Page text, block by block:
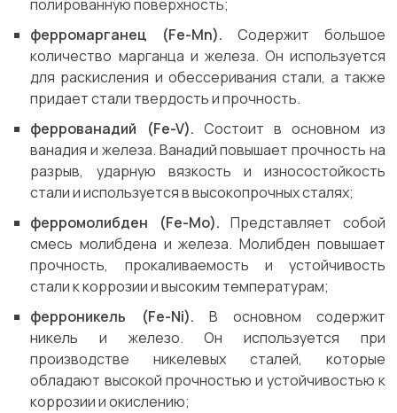
полированную поверхность;
ферромарганец (Fe-Mn). Содержит большое
количество марганца и железа. Он используется
для раскисления и обессеривания стали, а также
придает стали твердость и прочность.
феррованадий (Fe-V). Состоит в основном из
ванадия и железа. Ванадий повышает прочность на
разрыв, ударную вязкость и износостойкость
стали и используется в высокопрочных сталях;
ферромолибден (Fe-Mo). Представляет собой
смесь молибдена и железа. Молибден повышает
прочность, прокаливаемость и устойчивость
стали к коррозии и высоким температурам;
ферроникель (Fe-Ni). В основном содержит
никель и железо. Он используется при
производстве никелевых сталей, которые
обладают высокой прочностью и устойчивостью к
коррозии и окислению;